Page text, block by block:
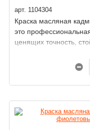
арт. 1104304
Краска масляная
это
ценящих точность,